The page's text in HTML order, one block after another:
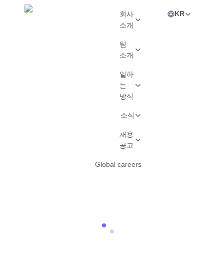
회사
소개
팀
소개
일하
는
방식
소식
채용
공고
Global careers
KR